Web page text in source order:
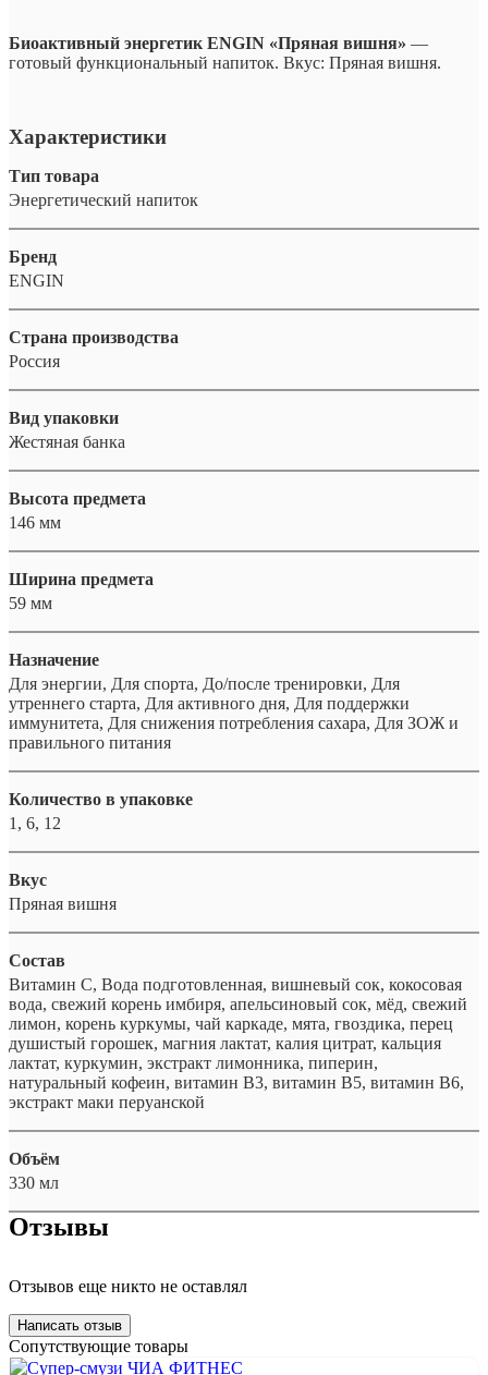
Биоактивный энергетик ENGIN «Пряная вишня» —
готовый функциональный напиток. Вкус: Пряная вишня.
Характеристики
Тип товара
Энергетический напиток
Бренд
ENGIN
Страна производства
Россия
Вид упаковки
Жестяная банка
Высота предмета
146 мм
Ширина предмета
59 мм
Назначение
Для энергии, Для спорта, До/после тренировки, Для
утреннего старта, Для активного дня, Для поддержки
иммунитета, Для снижения потребления сахара, Для ЗОЖ и
правильного питания
Количество в упаковке
1, 6, 12
Вкус
Пряная вишня
Состав
Витамин С, Вода подготовленная, вишневый сок, кокосовая
вода, свежий корень имбиря, апельсиновый сок, мёд, свежий
лимон, корень куркумы, чай каркаде, мята, гвоздика, перец
душистый горошек, магния лактат, калия цитрат, кальция
лактат, куркумин, экстракт лимонника, пиперин,
натуральный кофеин, витамин В3, витамин В5, витамин В6,
экстракт маки перуанской
Объём
330 мл
Отзывы
Отзывов еще никто не оставлял
Написать отзыв
Сопутствующие товары